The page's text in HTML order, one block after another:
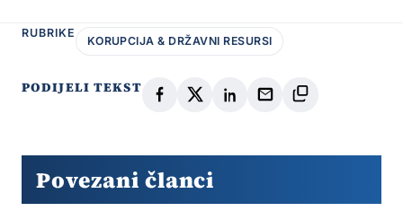
RUBRIKE
KORUPCIJA & DRŽAVNI RESURSI
PODIJELI TEKST
Povezani članci